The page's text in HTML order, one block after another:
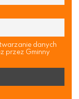
danych
przez Gminny